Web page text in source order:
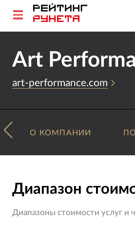
Art
art-performance.com
О КОМПАНИИ
Диапазон
Диапазоны стоимости услуг и